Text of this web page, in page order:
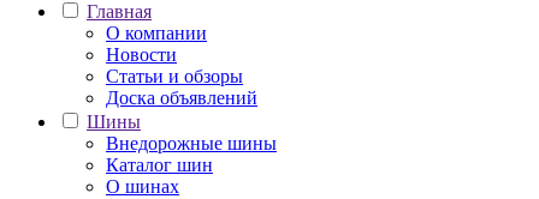
Главная
О компании
Новости
Статьи и обзоры
Доска объявлений
Шины
Внедорожные шины
Каталог шин
О шинах